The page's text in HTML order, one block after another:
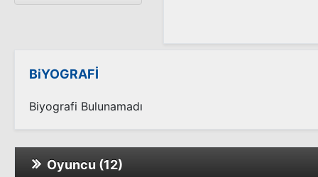
BiYOGRAFİ
Biyografi Bulunamadı
Oyuncu (12)